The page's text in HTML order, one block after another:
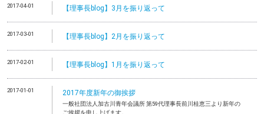
2017-04-01 【理事長blog】3月を振り返って
2017-03-01 【理事長blog】2月を振り返って
2017-02-01 【理事長blog】1月を振り返って
2017-01-01 2017年度新年の御挨拶
一般社団法人加古川青年会議所 第59代理事長前川桂恵三より新年の
ご挨拶を申し上げます。